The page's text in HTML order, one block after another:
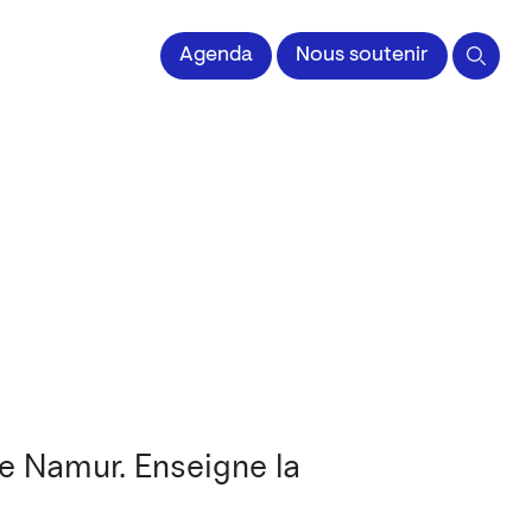
impriméeAgenda Nous soutenir
Namur. Enseigne la